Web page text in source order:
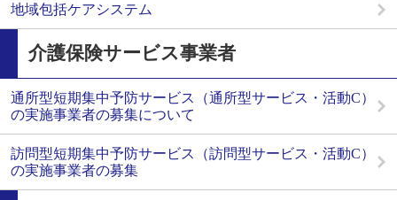
地域包括ケアシステム
介護保険サービス事業者
通所型短期集中予防サービス（通所型サービス・活動C）
の実施事業者の募集について
訪問型短期集中予防サービス（訪問型サービス・活動C）
の実施事業者の募集